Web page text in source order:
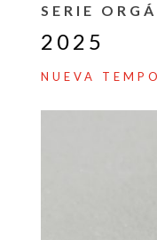
SERIE
2025
NUEVA